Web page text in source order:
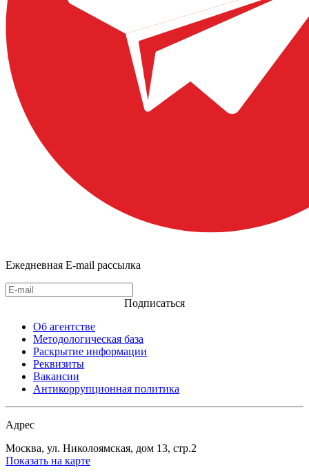
Ежедневная E-mail рассылка
Подписаться
Об агентстве
Методологическая база
Раскрытие информации
Реквизиты
Вакансии
Антикоррупционная политика
Адрес
Москва, ул. Николоямская, дом 13, стр.2
Показать на карте